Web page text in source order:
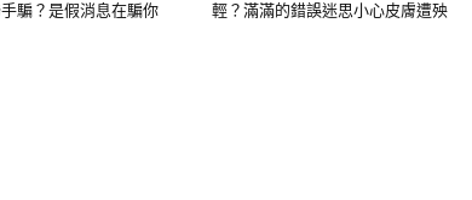
騙？是假消息在騙你
輕？滿滿的錯誤迷思小心皮膚遭殃